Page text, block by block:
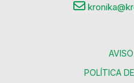
POLÍTICA